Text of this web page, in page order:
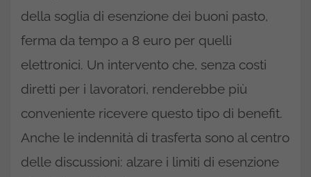
della soglia di esenzione dei buoni pasto,
ferma da tempo a 8 euro per quelli
elettronici. Un intervento che, senza costi
diretti per i lavoratori, renderebbe più
conveniente ricevere questo tipo di benefit.
Anche le indennità di trasferta sono al centro
delle discussioni: alzare i limiti di esenzione